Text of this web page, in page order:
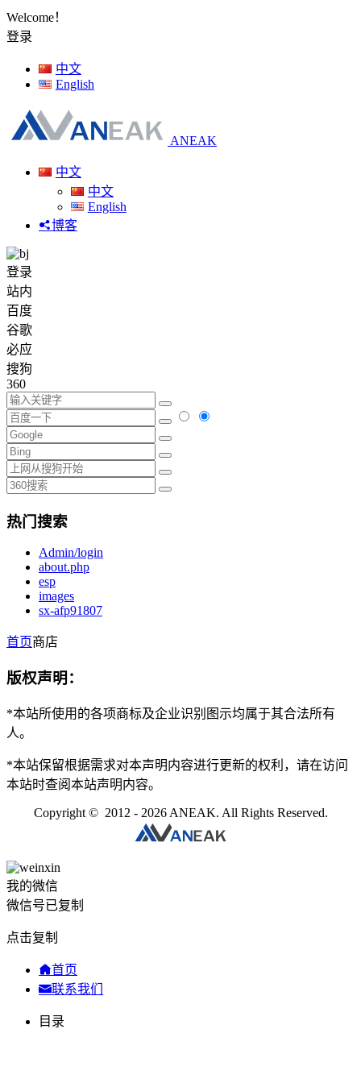
Welcome！
登录
中文
English
ANEAK
中文
中文
English
博客
登录
站内
百度
谷歌
必应
搜狗
360
热门搜索
Admin/login
about.php
esp
images
sx-afp91807
首页商店
版权声明：
*本站所使用的各项商标及企业识别图示均属于其合法所有
人。
*本站保留根据需求对本声明内容进行更新的权利，请在访问
本站时查阅本站声明内容。
Copyright © 2012 - 2026 ANEAK. All Rights Reserved.
我的微信
微信号已复制
点击复制
首页
联系我们
目录